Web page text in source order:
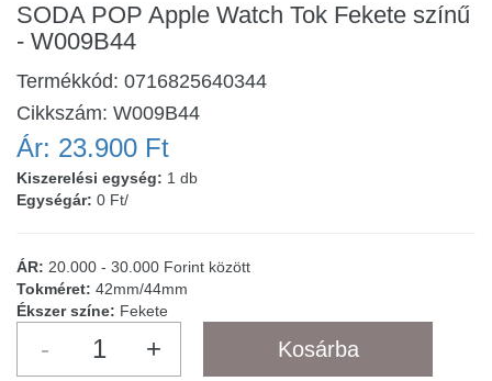
SODA POP Apple Watch Tok Fekete színű
- W009B44
Termékkód: 0716825640344
Cikkszám: W009B44
Ár: 23.900 Ft
Kiszerelési egység: 1 db
Egységár: 0 Ft/
ÁR: 20.000 - 30.000 Forint között
Tokméret: 42mm/44mm
Ékszer színe: Fekete